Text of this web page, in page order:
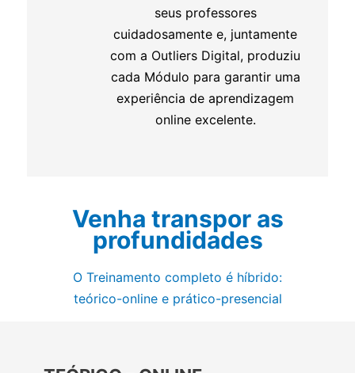
seus professores
cuidadosamente e, juntamente
com a Outliers Digital, produziu
cada Módulo para garantir uma
experiência de aprendizagem
online excelente.
Venha transpor as
profundidades
O Treinamento completo é híbrido:
teórico-online e prático-presencial